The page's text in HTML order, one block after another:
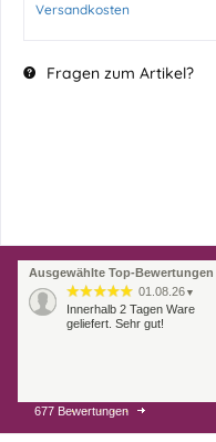
Versandkosten
Fragen zum Artikel?
Ausgewählte Top-
01.08.26 ▼
Innerhalb 2 Tagen Ware
geliefert. Sehr gut!
31.07.26
Super schnelle Lieferung,
677 Bewertungen